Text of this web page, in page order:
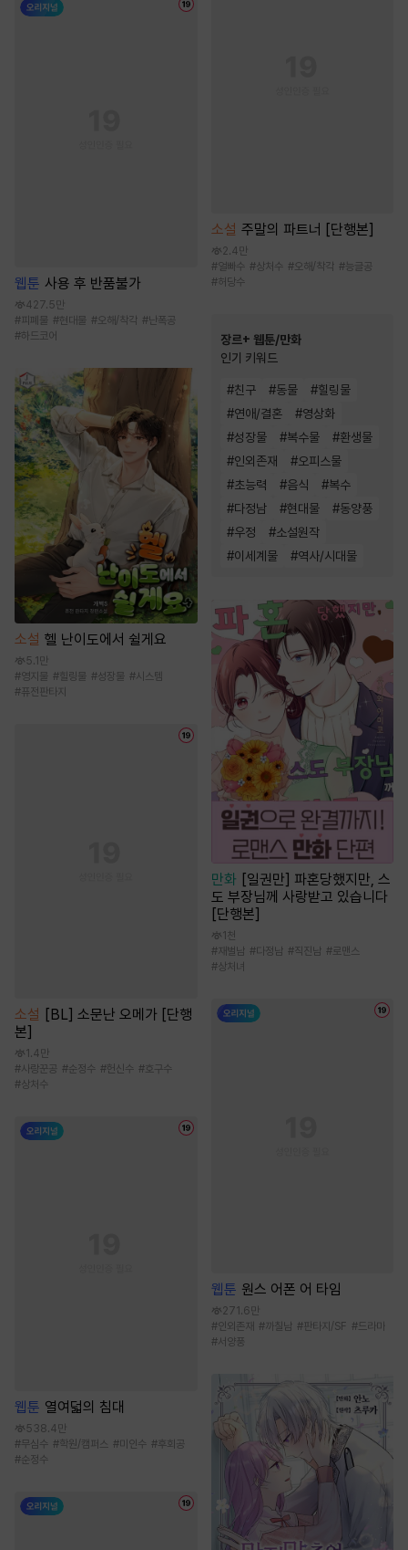
웹툰 사용 후 반품불가
427.5만
#피폐물 #현대물 #오해/착각 #난폭공
#하드코어
소설 헬 난이도에서 쉴게요
5.1만
#영지물 # 힐링물 #성장물 #시스템
#퓨전판타지
소설 [BL] 소문난 오메가 [단행
본]
1.4만
#사랑꾼공 #순정수 #헌신수 #호구수
#상처수
웹툰 열여덟의 침대
538.4만
#무심수 #학원/캠퍼스 #미인수 #후회공
#순정수
소설 주말의 파트너 [단행본]
2.4만
#얼빠수 #상처수 #오해/착각 #능글공
#허당수
장르+ 웹툰/만화
인기 키워드
#친구 #동물 #힐링물
#연애/결혼 #영상화
#성장물 #복수물 #환생물
#인외존재 #오피스물
#초능력 #음식 #복수
#다정남 #현대물 #동양풍
#우정 #소설원작
#이세계물 #역사/시대물
만화
[일권만] 파혼당했지만, 스
도 부장님께 사랑받고 있습니다
[단행본]
1천
#재벌남 #다정남 #직진남 #로맨스
#상처녀
웹툰 원스 어폰 어 타임
271.6만
#인외존재 #까칠남 #판타지/SF #드라마
#서양풍